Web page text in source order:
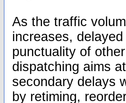
As the traffic
increases,
punctuality of
dispatching aims
secondary delays
by retiming,